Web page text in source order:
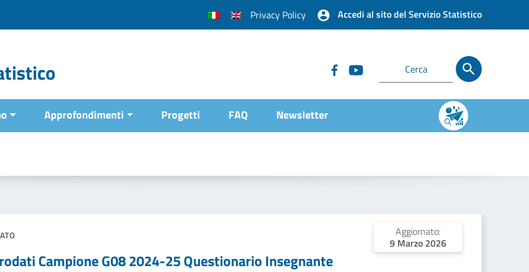
Privacy Policy Accedi al sito del Servizio Statistico
Approfondimenti Progetti FAQ Newsletter
Aggiornato:
9 Marzo 2026
Campione G08 2024-25 Questionario Insegnante